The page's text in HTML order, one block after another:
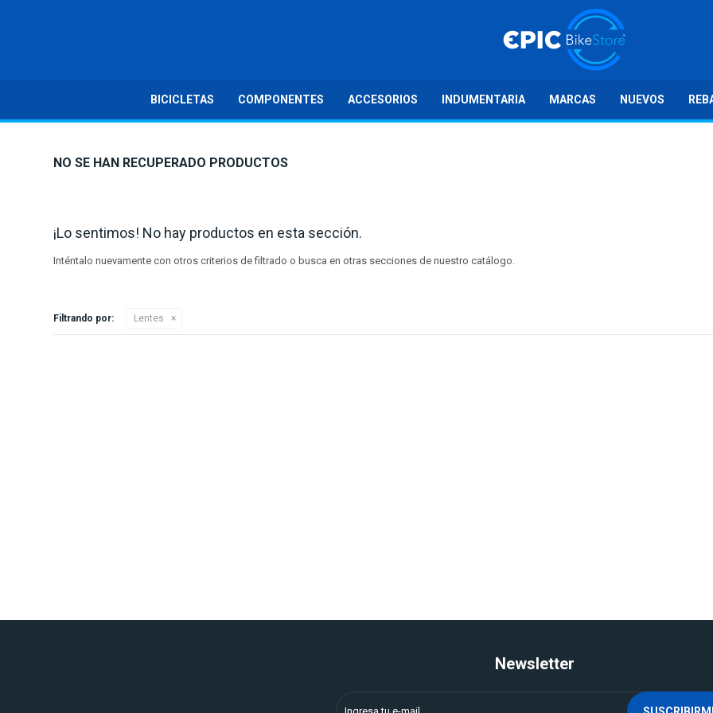
BICICLETAS COMPONENTES ACCESORIOS INDUMENTARIA MARCAS NUEVOS
NO SE HAN RECUPERADO PRODUCTOS
¡Lo sentimos! No hay productos en esta sección.
Inténtalo nuevamente con otros criterios de filtrado o busca en otras secciones de nuestro catálogo.
Filtrando por: Lentes
Newsletter